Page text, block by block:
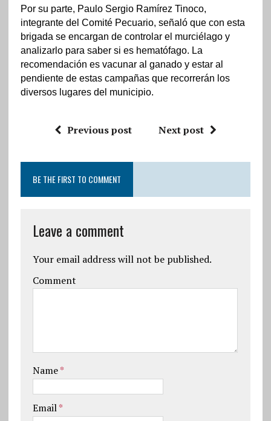
Por su parte, Paulo Sergio Ramírez Tinoco,
integrante del Comité Pecuario, señaló que con esta
brigada se encargan de controlar el murciélago y
analizarlo para saber si es hematófago. La
recomendación es vacunar al ganado y estar al
pendiente de estas campañas que recorrerán los
diversos lugares del municipio.
Previous post Next post
BE THE FIRST TO COMMENT
Leave a comment
Your email address will not be published.
Comment
Name*
Email*